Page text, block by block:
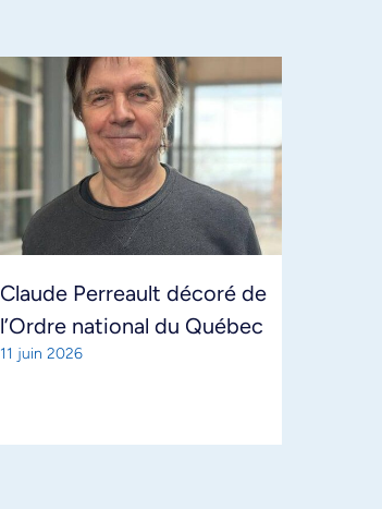
Claude Perreault décoré de
l’Ordre national du Québec
11 juin 2026